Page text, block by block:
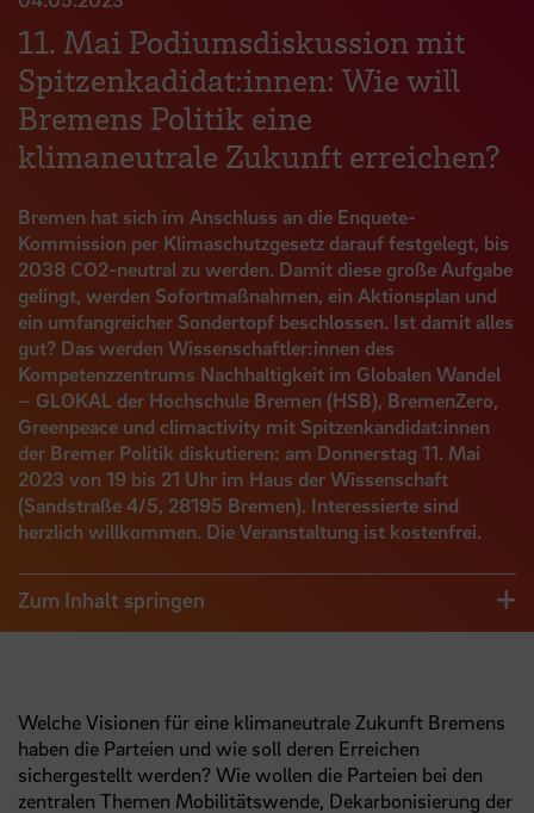
11. Mai Podiumsdiskussion mit
Spitzenkadidat:innen: Wie will
Bremens Politik eine
klimaneutrale Zukunft erreichen?
Bremen hat sich im Anschluss an die Enquete-
Kommission per Klimaschutzgesetz darauf festgelegt, bis
2038 CO2-neutral zu werden. Damit diese große Aufgabe
gelingt, werden Sofortmaßnahmen, ein Aktionsplan und
ein umfangreicher Sondertopf beschlossen. Ist damit alles
gut? Das werden Wissenschaftler:innen des
Kompetenzzentrums Nachhaltigkeit im Globalen Wandel
– GLOKAL der Hochschule Bremen (HSB), BremenZero,
Greenpeace und climactivity mit Spitzenkandidat:innen
der Bremer Politik diskutieren: am Donnerstag 11. Mai
2023 von 19 bis 21 Uhr im Haus der Wissenschaft
(Sandstraße 4/5, 28195 Bremen). Interessierte sind
herzlich willkommen. Die Veranstaltung ist kostenfrei.
Zum Inhalt springen
Welche Visionen für eine klimaneutrale Zukunft Bremens
haben die Parteien und wie soll deren Erreichen
sichergestellt werden? Wie wollen die Parteien bei den
zentralen Themen Mobilitätswende, Dekarbonisierung der